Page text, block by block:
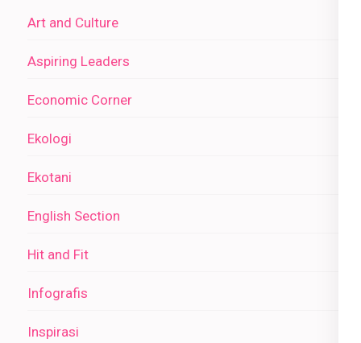
Art and Culture
Aspiring Leaders
Economic Corner
Ekologi
Ekotani
English Section
Hit and Fit
Infografis
Inspirasi